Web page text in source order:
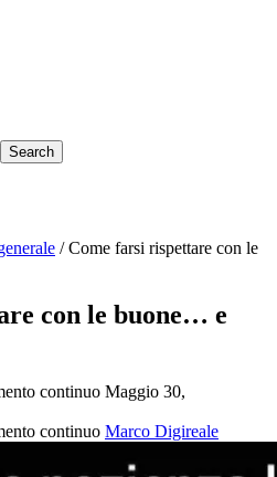
Search
/Come farsi rispettare con le
con le buone… e
continuo Maggio 30,
continuo Marco Digireale